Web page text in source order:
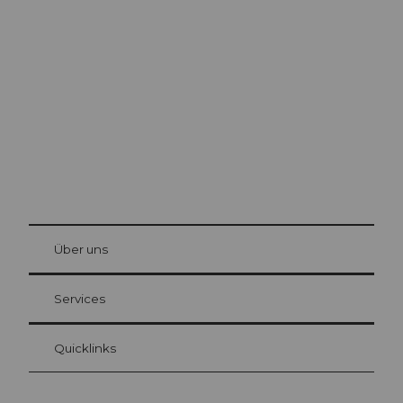
Gästekarte Luzern
Ihre Vorteile als Übernachtungsgast
at Bre
Über uns
Services
Quicklinks